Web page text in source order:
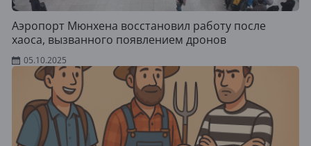
Аэропорт Мюнхена восстановил работу после
хаоса, вызванного появлением дронов
05.10.2025